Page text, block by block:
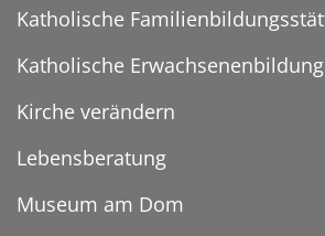
Katholische
Katholische Erwachsenenbildung
Kirche verändern
Lebensberatung
Museum am Dom